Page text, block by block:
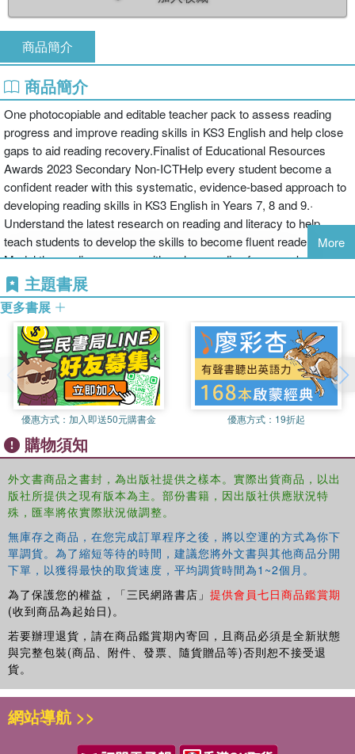
商品簡介
商品簡介
One photocopiable and editable teacher pack to assess reading
progress and improve reading skills in KS3 English and help close
gaps to aid reading recovery.Finalist of Educational Resources
Awards 2023 Secondary Non-ICTHelp every student become a
confident reader with this systematic, evidence-based approach to
developing reading skills in KS3 English in Years 7, 8 and 9.·
Understand the latest research on reading and literacy to help
teach students to develop the skills to become fluent readers·
Model the reading process with a clear reading framework,
purposeful reading and carefully designed questions on a range of
texts· Save time with age-appropriate, diverse texts covering
modern prose, non-fiction, pre-1914 prose and poetry· Access
everything needed to identify and close precise knowledge gaps
with extracts, short assessment tests, mark schemes, literacy
skills grid and worksheets addressing key reading skills· Follow a
consistent approach with nine tests, one per term for KS3, plus
three supplementary tests for extra practice and flexibility· Provide
targeted support for those furthest behind with further suggested
texts and guidanceImprove retention of new content from students
marking, correcting and reflecting on their own work· Easy to
weave into existing schemes of work with the flexible,
customisable and supportive approach and Microsoft and Google
compatible files
More
主題書展
更多書展
優惠方式： 加入即送50元購書金 優惠方式： 19折起
購物須知
外文書商品之書封，為出版社提供之樣本。實際出貨商品，以出
版社所提供之現有版本為主。部份書籍，因出版社供應狀況特
殊，匯率將依實際狀況做調整。
無庫存之商品，在您完成訂單程序之後，將以空運的方式為你下
單調貨。為了縮短等待的時間，建議您將外文書與其他商品分開
下單，以獲得最快的取貨速度，平均調貨時間為1~2個月。
為了保護您的權益，「三民網路書店」 提供會員七日商品鑑賞期
(收到商品為起始日)。
若要辦理退貨，請在商品鑑賞期內寄回，且商品必須是全新狀態
與完整包裝(商品、附件、發票、隨貨贈品等)否則恕不接受退
貨。
網站導航 >>